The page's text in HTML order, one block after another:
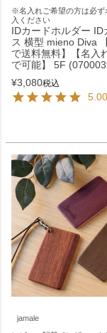
※名入れご希望の方は必ず
入ください
IDカードホルダー ID
ス 横型 mieno Diva
で送料無料】【名入
で可能】 5F
¥3,080税込
5.00
jamale